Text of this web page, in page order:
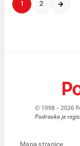
1 2
© 1998 – 2026
Podravka je
Mapa stranice